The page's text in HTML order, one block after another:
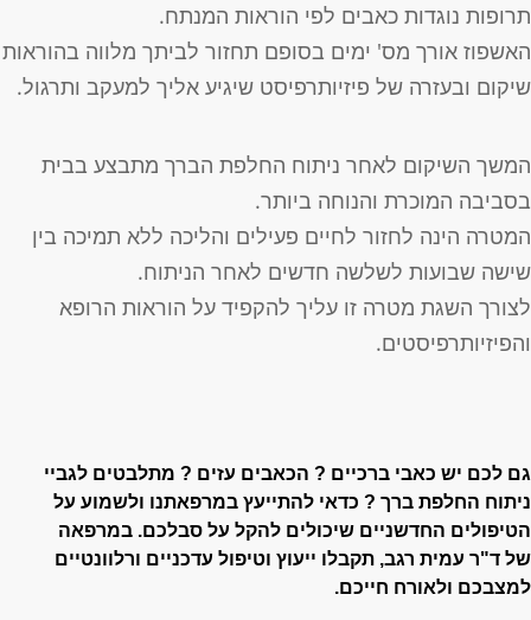
תרופות נוגדות כאבים לפי הוראות המנתח.
האשפוז אורך מס' ימים בסופם תחזור לביתך מלווה בהוראות
שיקום ובעזרה של פיזיותרפיסט שיגיע אליך למעקב ותרגול.
המשך השיקום לאחר ניתוח החלפת הברך מתבצע בבית
בסביבה המוכרת והנוחה ביותר.
המטרה הינה לחזור לחיים פעילים והליכה ללא תמיכה בין
שישה שבועות לשלשה חדשים לאחר הניתוח.
לצורך השגת מטרה זו עליך להקפיד על הוראות הרופא
והפיזיותרפיסטים.
גם לכם יש כאבי ברכיים ? הכאבים עזים ? מתלבטים לגביי
ניתוח החלפת ברך ? כדאי להתייעץ במרפאתנו ולשמוע על
הטיפולים החדשניים שיכולים להקל על סבלכם. במרפאה
של ד"ר עמית רגב, תקבלו ייעוץ וטיפול עדכניים ורלוונטיים
למצבכם ולאורח חייכם.